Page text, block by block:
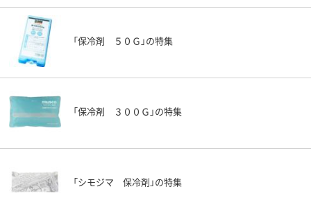
「保冷剤 ５０Ｇ」の特集
「保冷剤 ３００Ｇ」の特集
「シモジマ 保冷剤」の特集